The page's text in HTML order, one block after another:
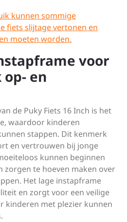
kunnen sommige
fiets slijtage vertonen en
moeten worden.
voor
en
de Puky Fiets 16 Inch is het
waardoor kinderen
stappen. Dit kenmerk
en vertrouwen bij jonge
kunnen beginnen
zorgen te hoeven maken over
Het lage instapframe
en zorgt voor een veilige
kinderen met plezier kunnen